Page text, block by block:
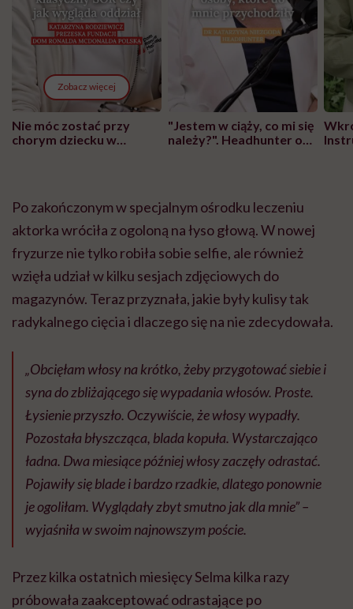
Zobacz więcej
Nie móc zostać przy
chorym dziecku w
wyobraźni"
"Jestem w ciąży, co mi się
należy?". Headhunter o
Po zakończonym w specjalnym ośrodku leczeniu
aktorka wróciła z ogoloną na łyso głową. W nowej
fryzurze nie tylko robiła sobie selfie, ale również
wzięła udział w kilku sesjach zdjęciowych do
magazynów. Teraz przyznała, jakie były kulisy tak
radykalnego cięcia i dlaczego się na nie zdecydowała.
„Obcięłam włosy na krótko, żeby przygotować siebie i
syna do zbliżającego się wypadania włosów. Proste.
Łysienie przyszło. Oczywiście, że włosy wypadły.
Pozostała błyszcząca, blada kopuła. Wystarczająco
ładna. Dwa miesiące później włosy zaczęły odrastać.
Pojawiły się blade i bardzo rzadkie, dlatego ponownie
je ogoliłam. Wyglądały zbyt smutno jak dla mnie” –
wyjaśniła w swoim najnowszym poście.
Przez kilka ostatnich miesięcy Selma kilka razy
próbowała zaakceptować odrastające po